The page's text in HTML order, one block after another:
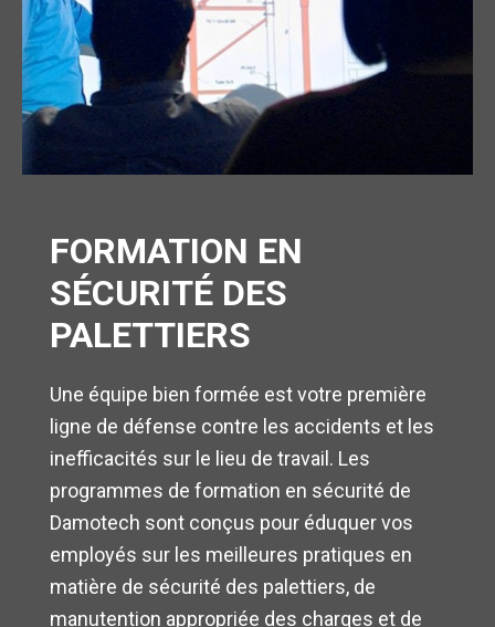
FORMATION EN
SÉCURITÉ DES
PALETTIERS
Une équipe bien formée est votre première
ligne de défense contre les accidents et les
inefficacités sur le lieu de travail. Les
programmes de formation en sécurité de
Damotech sont conçus pour éduquer vos
employés sur les meilleures pratiques en
matière de sécurité des palettiers, de
manutention appropriée des charges et de